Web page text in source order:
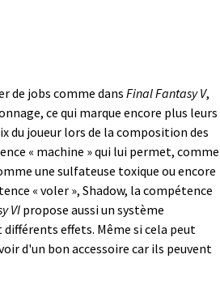
de jobs comme dans Final Fantasy V,
ce qui marque encore plus leurs
du joueur lors de la composition des
« machine » qui lui permet, comme
une sulfateuse toxique ou encore
« voler », Shadow, la compétence
VI propose aussi un système
effets. Même si cela peut
d'un bon accessoire car ils peuvent